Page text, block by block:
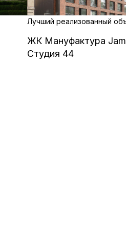
Лучший реализованный
ЖК Мануфактура
Студия 44